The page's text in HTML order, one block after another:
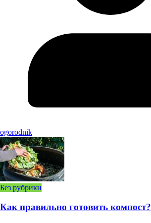
ogorodnik
Без рубрики
Как правильно готовить компост?